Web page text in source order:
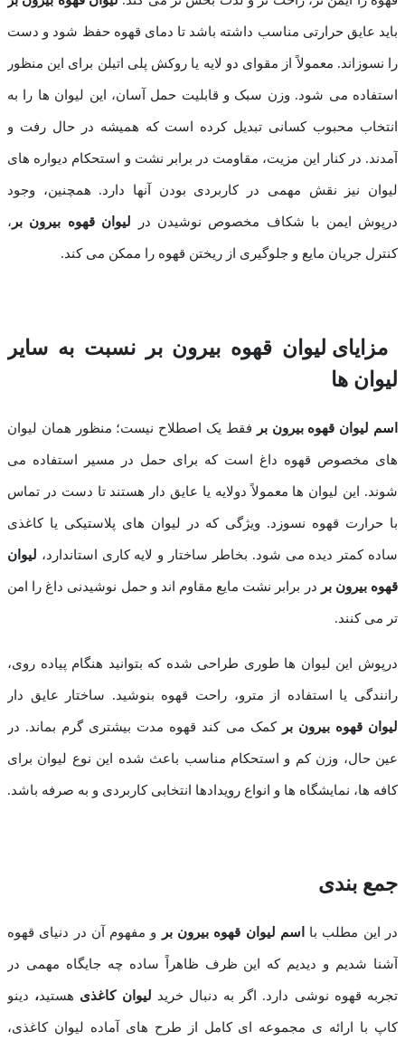
باید عایق حرارتی مناسب داشته باشد تا دمای قهوه حفظ شود و دست
را نسوزاند. معمولاً از مقوای دو لایه یا روکش پلی ‌اتیلن برای این منظور
استفاده می ‌شود. وزن سبک و قابلیت حمل آسان، این لیوان‌ ها را به
انتخاب محبوب کسانی تبدیل کرده است که همیشه در حال رفت ‌و
آمدند. در کنار این مزیت، مقاومت در برابر نشت و استحکام دیواره ‌های
لیوان نیز نقش مهمی در کاربردی بودن آنها دارد. همچنین، وجود
درپوش ایمن با شکاف مخصوص نوشیدن در لیوان قهوه بیرون‌ بر ،
کنترل جریان مایع و جلوگیری از ریختن‌ قهوه را ممکن می‌ کند.
مزایای لیوان قهوه بیرون بر نسبت به سایر
لیوان ها
اسم لیوان قهوه بیرون بر فقط یک اصطلاح نیست؛ منظور همان لیوان‌
های مخصوص قهوه داغ است که برای حمل در مسیر استفاده می
‌شوند. این لیوان ‌ها معمولاً دولایه یا عایق ‌دار هستند تا دست در تماس
با حرارت قهوه نسوزد. ویژگی که در لیوان ‌های پلاستیکی یا کاغذی
ساده کمتر دیده می‌ شود. بخاطر ساختار و لایه‌ کاری استاندارد، لیوان
قهوه بیرون بر در برابر نشت مایع مقاوم‌ اند و حمل نوشیدنی داغ را امن
‌تر می ‌کنند.
درپوش این لیوان ‌ها طوری طراحی شده که بتوانید هنگام پیاده‌ روی،
رانندگی یا استفاده از مترو، راحت قهوه بنوشید. ساختار عایق ‌دار
لیوان قهوه بیرون بر کمک می‌ کند قهوه مدت بیشتری گرم بماند. در
عین حال، وزن کم و استحکام مناسب باعث شده این نوع لیوان برای
کافه‌ ها، نمایشگاه‌ ها و انواع رویدادها انتخابی کاربردی و به‌ صرفه باشد.
جمع بندی
در این مطلب با اسم لیوان قهوه بیرون ‌بر و مفهوم آن در دنیای قهوه
آشنا شدیم و دیدیم که این ظرف ظاهراً ساده چه جایگاه مهمی در
تجربه قهوه ‌نوشی دارد. اگر به ‌دنبال خرید لیوان کاغذی هستید، دینو
کاپ با ارائه ‌ی مجموعه ‌ای کامل از طرح ‌های آماده لیوان کاغذی،